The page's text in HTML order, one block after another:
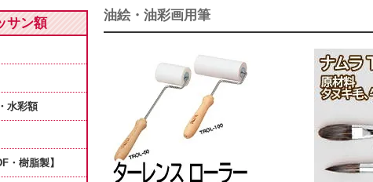
油絵・油彩画用筆
サン額
水彩額
・樹脂製】